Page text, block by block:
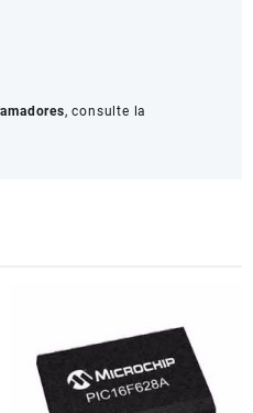
, consulte la